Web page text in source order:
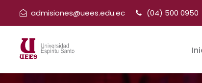
admisiones@uees.edu.ec (04) 500 0950